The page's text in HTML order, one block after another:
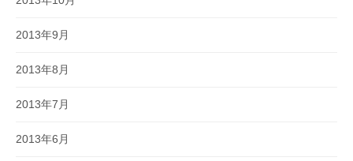
2013年9月
2013年8月
2013年7月
2013年6月